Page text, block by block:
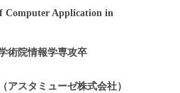
Computer Application in
術院情報学専攻卒
アスタミューゼ株式会社）